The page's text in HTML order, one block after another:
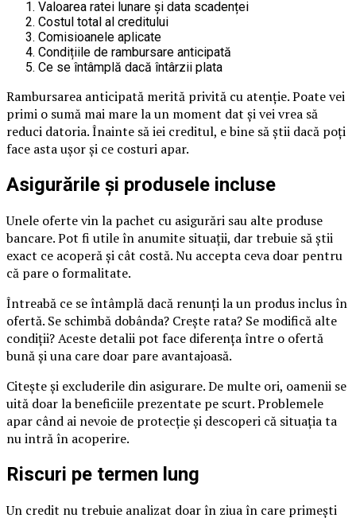
Valoarea ratei lunare și data scadenței
Costul total al creditului
Comisioanele aplicate
Condițiile de rambursare anticipată
Ce se întâmplă dacă întârzii plata
Rambursarea anticipată merită privită cu atenție. Poate vei
primi o sumă mai mare la un moment dat și vei vrea să
reduci datoria. Înainte să iei creditul, e bine să știi dacă poți
face asta ușor și ce costuri apar.
Asigurările și produsele incluse
Unele oferte vin la pachet cu asigurări sau alte produse
bancare. Pot fi utile în anumite situații, dar trebuie să știi
exact ce acoperă și cât costă. Nu accepta ceva doar pentru
că pare o formalitate.
Întreabă ce se întâmplă dacă renunți la un produs inclus în
ofertă. Se schimbă dobânda? Crește rata? Se modifică alte
condiții? Aceste detalii pot face diferența între o ofertă
bună și una care doar pare avantajoasă.
Citește și excluderile din asigurare. De multe ori, oamenii se
uită doar la beneficiile prezentate pe scurt. Problemele
apar când ai nevoie de protecție și descoperi că situația ta
nu intră în acoperire.
Riscuri pe termen lung
Un credit nu trebuie analizat doar în ziua în care primești